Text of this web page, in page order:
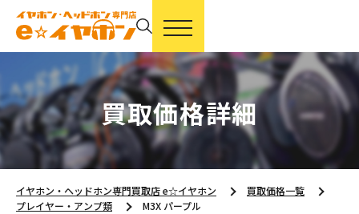
買取価格詳細
イヤホン・ヘッドホン専門買取店 e☆イヤホン
買取価格一覧
プレイヤー・アンプ類
M3X パープル